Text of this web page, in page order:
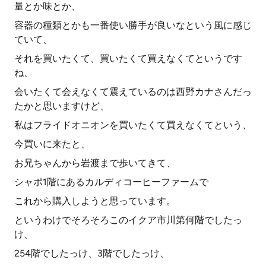
量とか味とか、
容器の種類とかも一番使い勝手が良いなという風に感じ
ていて、
それを買いたくて、買いたくて買えなくてというです
ね、
会いたくて会えなくて震えているのは西野カナさんだっ
たかと思いますけど、
私はフライドオニオンを買いたくて買えなくてという、
今買いに来たと、
お兄ちゃんから岩渡まで歩いてきて、
シャポ1階にあるカルディコーヒーファームで
これから購入しようと思っています。
というわけでそろそろこのイクア市川第何階でしたっ
け、
254階でしたっけ、3階でしたっけ、